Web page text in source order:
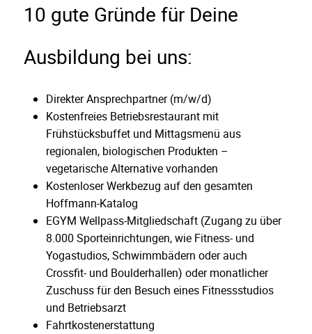
10 gute Gründe für Deine
Ausbildung bei uns:
Direkter Ansprechpartner (m/w/d)
Kostenfreies Betriebsrestaurant mit
Frühstücksbuffet und Mittagsmenü aus
regionalen, biologischen Produkten –
vegetarische Alternative vorhanden
Kostenloser Werkbezug auf den gesamten
Hoffmann-Katalog
EGYM Wellpass-Mitgliedschaft (Zugang zu über
8.000 Sporteinrichtungen, wie Fitness- und
Yogastudios, Schwimmbädern oder auch
Crossfit- und Boulderhallen) oder monatlicher
Zuschuss für den Besuch eines Fitnessstudios
und Betriebsarzt
Fahrtkostenerstattung